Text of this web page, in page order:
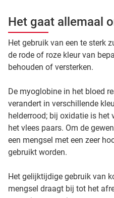
Het gaat allemaal
Het gebruik van een te sterk
de rode of roze kleur van
behouden of versterken.
De myoglobine in het bloed
verandert in verschillende
helderrood; bij oxidatie is het
het vlees paars. Om de
een mengsel met een zeer
gebruikt worden.
Het gelijktijdige gebruik van
mengsel draagt bij tot het